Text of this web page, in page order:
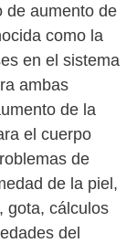
de aumento de
como la
en el sistema
ambas
de la
el cuerpo
de
de la piel,
gota, cálculos
del